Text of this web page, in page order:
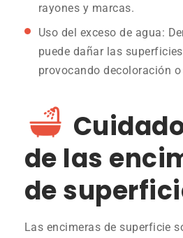
rayones y marcas.
Uso del exceso de agua:
puede dañar las
provocando decoloración
de las
de
Las encimeras de superficie